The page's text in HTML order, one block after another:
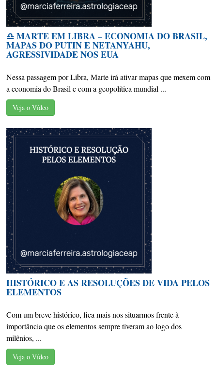
♎️ MARTE EM LIBRA – ECONOMIA DO BRASIL,
MAPAS DO PUTIN E NETANYAHU,
AGRESSIVIDADE NOS EUA
Nessa passagem por Libra, Marte irá ativar mapas que mexem com
a economia do Brasil e com a geopolítica mundial ...
Veja o Vídeo
HISTÓRICO E AS RESOLUÇÕES DE VIDA PELOS
ELEMENTOS
Com um breve histórico, fica mais nos situarmos frente à
importância que os elementos sempre tiveram ao logo dos
milênios, ...
Veja o Vídeo